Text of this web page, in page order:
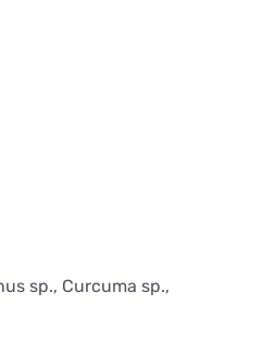
sp., Curcuma sp.,